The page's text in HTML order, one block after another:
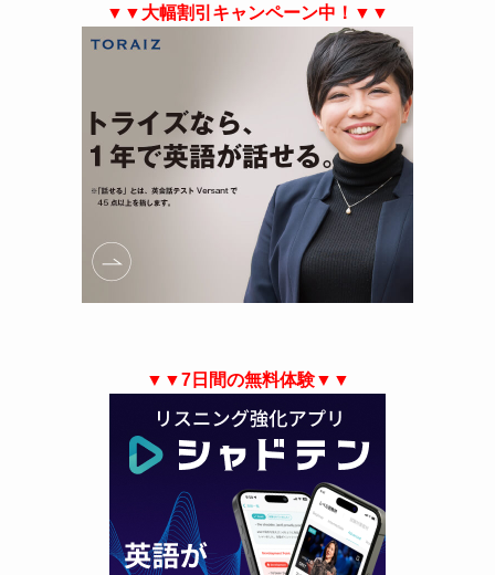
▼▼大幅割引キャンペーン中！▼▼
▼▼7日間の無料体験▼▼